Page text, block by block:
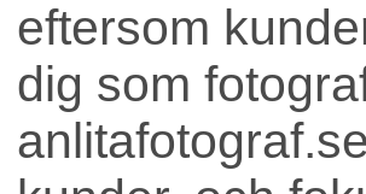
eftersom
dig som